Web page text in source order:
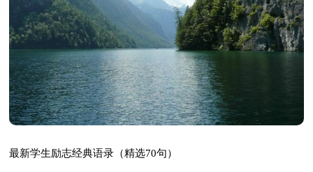
最新学生励志经典语录（精选70句）